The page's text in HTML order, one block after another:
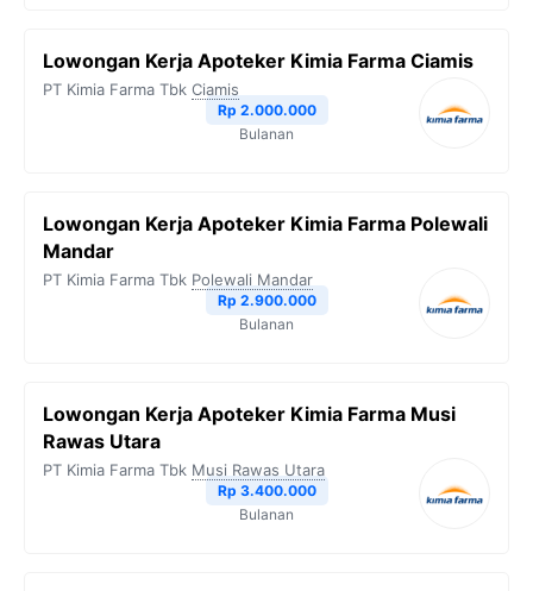
Lowongan Kerja Apoteker Kimia Farma Ciamis
PT Kimia Farma Tbk Ciamis
Rp 2.000.000
Bulanan
Lowongan Kerja Apoteker Kimia Farma Polewali
Mandar
PT Kimia Farma Tbk Polewali Mandar
Rp 2.900.000
Bulanan
Lowongan Kerja Apoteker Kimia Farma Musi
Rawas Utara
PT Kimia Farma Tbk Musi Rawas Utara
Rp 3.400.000
Bulanan